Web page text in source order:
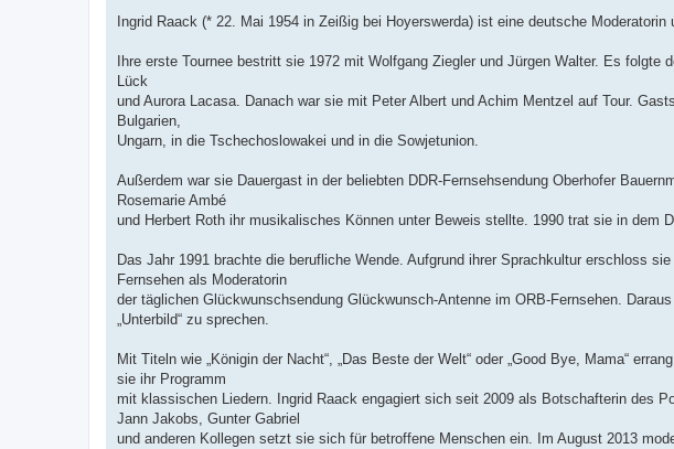
i
t
a
Ingrid Raack (* 22. Mai 1954 in Zeißig bei Hoyerswerda) ist eine deutsche Moderatorin
Ihre erste Tournee bestritt sie 1972 mit Wolfgang Ziegler und Jürgen Walter. Es
Lück
und Aurora Lacasa. Danach war sie mit Peter Albert und Achim Mentzel auf Tour.
Bulgarien,
Ungarn, in die Tschechoslowakei und in die Sowjetunion.
Außerdem war sie Dauergast in der beliebten DDR-Fernsehsendung Oberhofer
Rosemarie Ambé
und Herbert Roth ihr musikalisches Können unter Beweis stellte. 1990 trat sie in dem
Das Jahr 1991 brachte die berufliche Wende. Aufgrund ihrer Sprachkultur erschloss
Fernsehen als Moderatorin
der täglichen Glückwunschsendung Glückwunsch-Antenne im ORB-Fernsehen.
„Unterbild“ zu sprechen.
Mit Titeln wie „Königin der Nacht“, „Das Beste der Welt“ oder „Good Bye, Mama“
sie ihr Programm
mit klassischen Liedern. Ingrid Raack engagiert sich seit 2009 als Botschafterin des
Jann Jakobs, Gunter Gabriel
und anderen Kollegen setzt sie sich für betroffene Menschen ein. Im August 2013